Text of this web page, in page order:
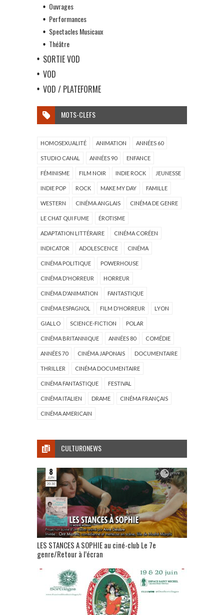
Ouvrages
Performances
Spectacles Musicaux
Théâtre
SORTIE VOD
VOD
VOD / PLATEFORME
MOTS-CLEFS
HOMOSEXUALITÉ ANIMATION ANNÉES 60
STUDIO CANAL ANNÉES 90 ENFANCE
FÉMINISME FILM NOIR INDIE ROCK JEUNESSE
INDIE POP ROCK MAKE MY DAY FAMILLE
WESTERN CINÉMA ANGLAIS CINÉMA DE GENRE
LE CHAT QUI FUME ÉROTISME
ADAPTATION LITTÉRAIRE CINÉMA CORÉEN
INDICATOR ADOLESCENCE CINÉMA
CINÉMA POLITIQUE POWERHOUSE
CINÉMA D'HORREUR HORREUR
CINÉMA D'ANIMATION FANTASTIQUE
CINÉMA ESPAGNOL FILM D'HORREUR LYON
GIALLO SCIENCE-FICTION POLAR
CINÉMA BRITANNIQUE ANNÉES 80 COMÉDIE
ANNÉES 70 CINÉMA JAPONAIS DOCUMENTAIRE
THRILLER CINÉMA DOCUMENTAIRE
CINÉMA FANTASTIQUE FESTIVAL
CINÉMA ITALIEN DRAME CINÉMA FRANÇAIS
CINÉMA AMERICAIN
CULTURONEWS
LES STANCES A SOPHIE au ciné-club Le 7e
genre/Retour à l’écran